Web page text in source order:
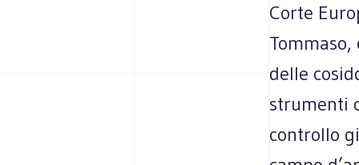
Corte
delle
strumenti
controllo